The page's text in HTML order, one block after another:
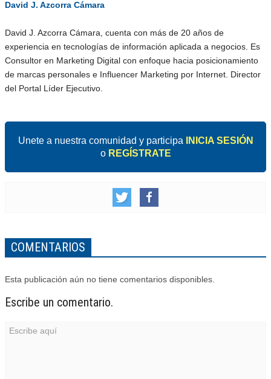
David J. Azcorra Cámara
David J. Azcorra Cámara, cuenta con más de 20 años de
experiencia en tecnologías de información aplicada a negocios. Es
Consultor en Marketing Digital con enfoque hacia posicionamiento
de marcas personales e Influencer Marketing por Internet. Director
del Portal Líder Ejecutivo.
Unete a nuestra comunidad y participa
INICIA SESIÓN
o REGÍSTRATE
COMENTARIOS
Esta publicación aún no tiene comentarios disponibles.
Escribe un comentario.